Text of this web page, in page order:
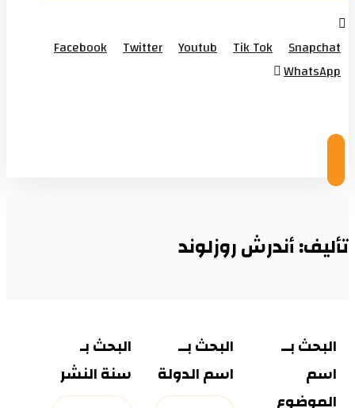
Facebook Twitter Youtub Tik Tok
Snapchat
WhatsApp
تأليف: أندرش روزلوند
البحث بــ
اسم
الموضوع
البحث بــ
اسم الدولة
البحث بـ
سنة النشر